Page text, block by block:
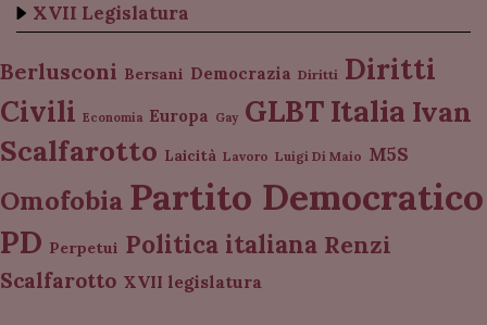
XVII Legislatura
Berlusconi Bersani Democrazia Diritti Diritti
Civili Economia Europa Gay GLBT Italia Ivan
Scalfarotto Laicità Lavoro Luigi Di Maio M5S
Omofobia Partito Democratico
PD Perpetui Politica italiana Renzi
Scalfarotto XVII legislatura